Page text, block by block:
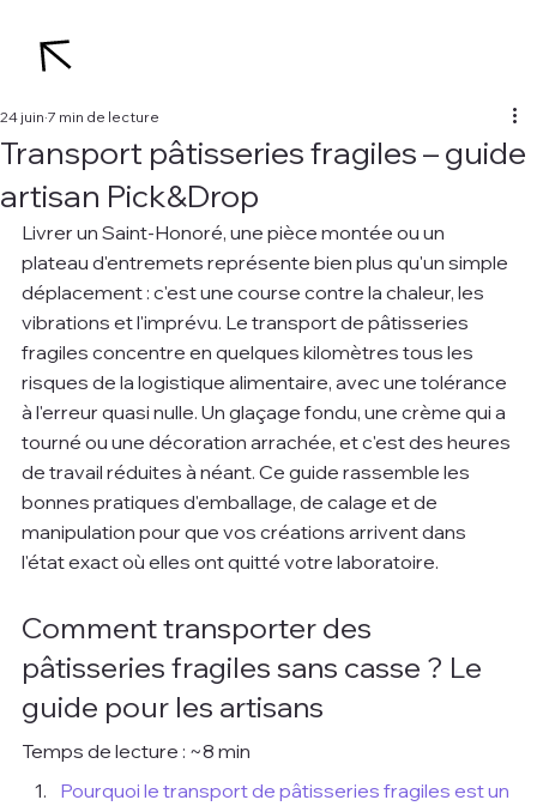
Transport pâtisseries fragiles – guide
artisan Pick&Drop
24 juin 7 min de lecture
Livrer un Saint-Honoré, une pièce montée ou un
plateau d'entremets représente bien plus qu'un simple
déplacement : c'est une course contre la chaleur, les
vibrations et l'imprévu. Le transport de pâtisseries
fragiles concentre en quelques kilomètres tous les
risques de la logistique alimentaire, avec une tolérance
à l'erreur quasi nulle. Un glaçage fondu, une crème qui a
tourné ou une décoration arrachée, et c'est des heures
de travail réduites à néant. Ce guide rassemble les
bonnes pratiques d'emballage, de calage et de
manipulation pour que vos créations arrivent dans
l'état exact où elles ont quitté votre laboratoire.
Comment transporter des
pâtisseries fragiles sans casse ? Le
guide pour les artisans
Temps de lecture : ~8 min
Pourquoi le transport de pâtisseries fragiles est un